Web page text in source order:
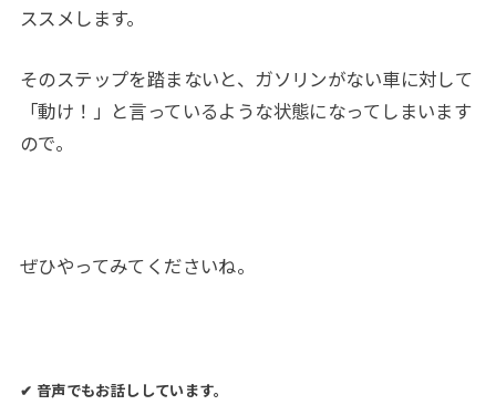
ススメします。
そのステップを踏まないと、ガソリンがない車に対して
「動け！」と言っているような状態になってしまいます
ので。
ぜひやってみてくださいね。
✔︎ 音声でもお話ししています。